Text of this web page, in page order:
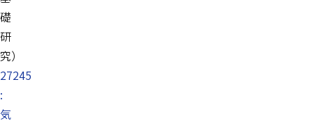
礎
研
究）
27245
:
気